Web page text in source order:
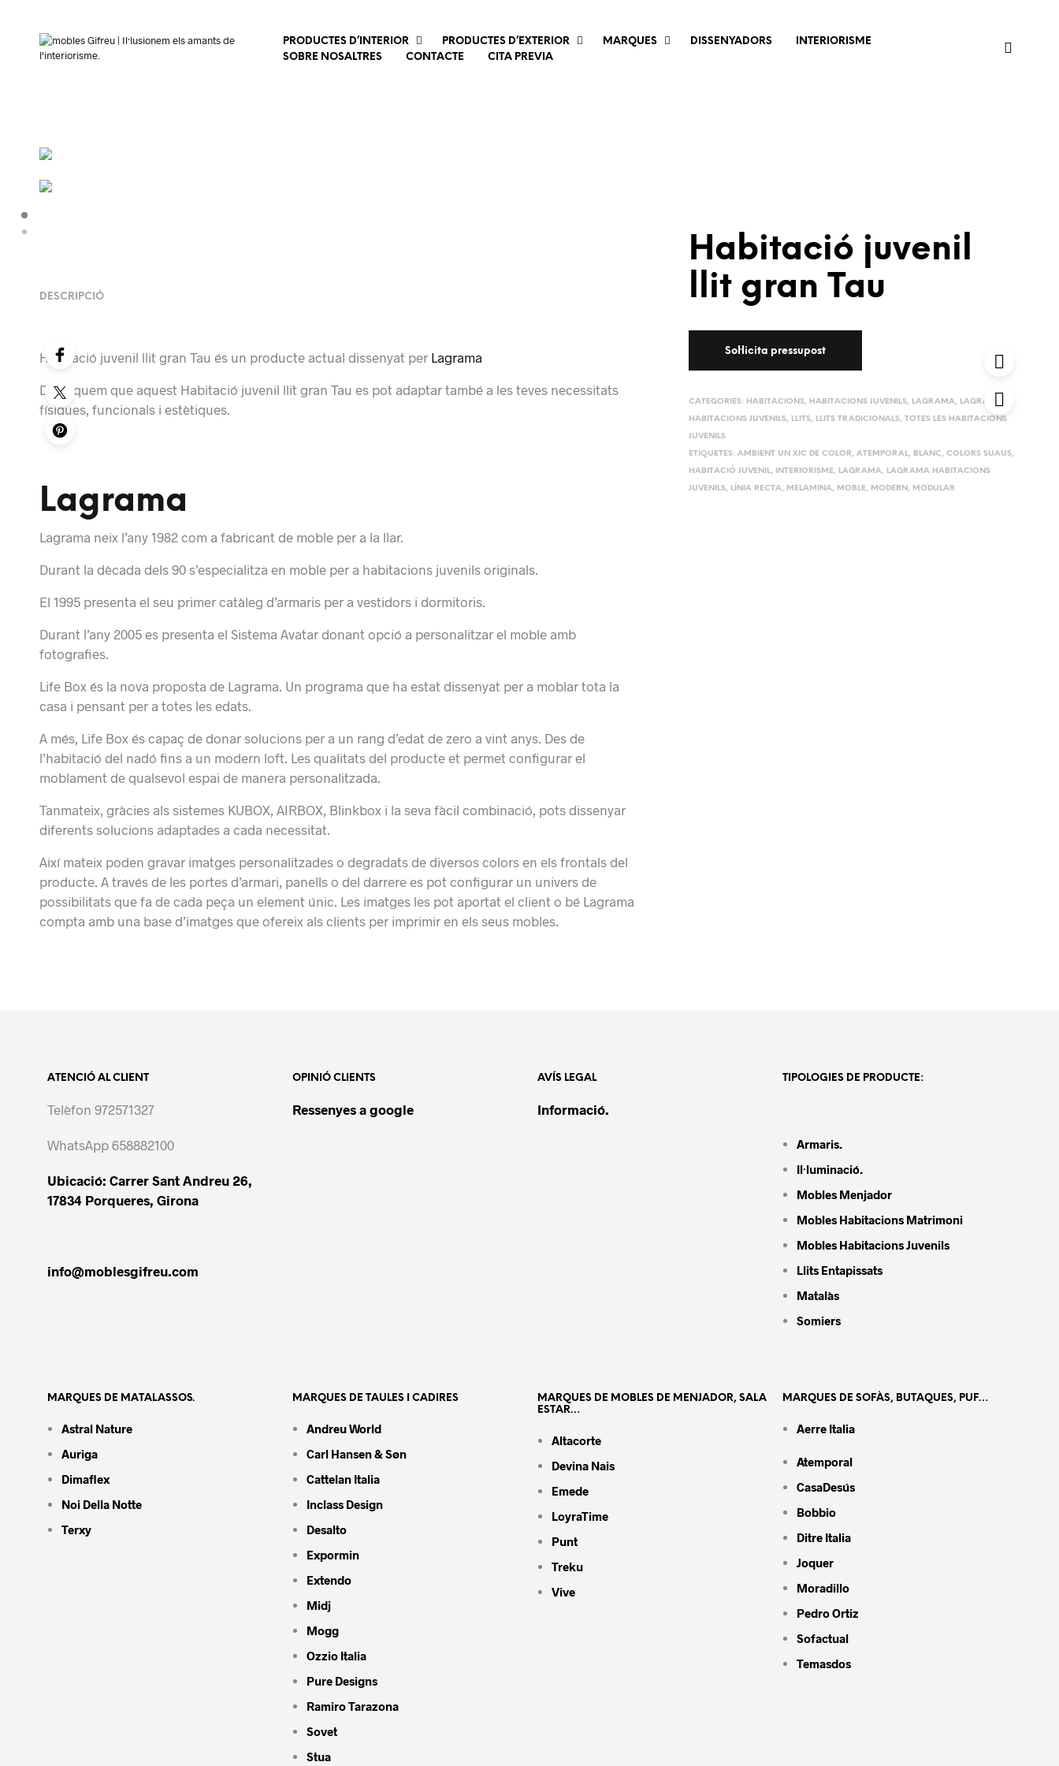
PRODUCTES D’INTERIOR PRODUCTES D’EXTERIOR MARQUES DISSENYADORS
INTERIORISME
SOBRE NOSALTRES
CONTACTE CITA PREVIA
Habitació juvenil
llit gran Tau
CATEGORIES: HABITACIONS, HABITACIONS JUVENILS, LAGRAMA, LAGRAMA
HABITACIONS JUVENILS, LLITS, LLITS TRADICIONALS, TOTES LES HABITACIONS
JUVENILS
ETIQUETES: AMBIENT UN XIC DE COLOR, ATEMPORAL, BLANC, COLORS SUAUS,
HABITACIÓ JUVENIL, INTERIORISME, LAGRAMA, LAGRAMA HABITACIONS
JUVENILS, LÍNIA RECTA, MELAMINA, MOBLE, MODERN , MODULAR
DESCRIPCIÓ
Habitació juvenil llit gran Tau és un producte actual dissenyat per Lagrama
Destaquem que aquest Habitació juvenil llit gran Tau es pot adaptar també a les teves necessitats
físiques, funcionals i estètiques.
Lagrama
Lagrama neix l’any 1982 com a fabricant de moble per a la llar.
Durant la dècada dels 90 s’especialitza en moble per a habitacions juvenils originals.
El 1995 presenta el seu primer catàleg d’armaris per a vestidors i dormitoris.
Durant l’any 2005 es presenta el Sistema Avatar donant opció a personalitzar el moble amb
fotografies.
Life Box és la nova proposta de Lagrama. Un programa que ha estat dissenyat per a moblar tota la
casa i pensant per a totes les edats.
A més, Life Box és capaç de donar solucions per a un rang d’edat de zero a vint anys. Des de
l’habitació del nadó fins a un modern loft. Les qualitats del producte et permet configurar el
moblament de qualsevol espai de manera personalitzada.
Tanmateix, gràcies als sistemes KUBOX, AIRBOX, Blinkbox i la seva fàcil combinació, pots dissenyar
diferents solucions adaptades a cada necessitat.
Així mateix poden gravar imatges personalitzades o degradats de diversos colors en els frontals del
producte. A través de les portes d’armari, panells o del darrere es pot configurar un univers de
possibilitats que fa de cada peça un element únic. Les imatges les pot aportat el client o bé Lagrama
compta amb una base d’imatges que ofereix als clients per imprimir en els seus mobles.
ATENCIÓ AL CLIENT
Telèfon 972571327
WhatsApp 658882100
Ubicació: Carrer Sant Andreu 26,
17834 Porqueres, Girona
info@moblesgifreu.com
OPINIÓ CLIENTS
Ressenyes a google
AVÍS LEGAL
Informació.
TIPOLOGIES DE PRODUCTE:
Armaris.
Il·luminació.
Mobles Menjador
Mobles Habitacions Matrimoni
Mobles Habitacions Juvenils
Llits Entapissats
Matalàs
Somiers
MARQUES DE MATALASSOS.
Astral Nature
Auriga
Dimaflex
Noi Della Notte
Terxy
MARQUES DE TAULES I CADIRES
Andreu World
Carl Hansen & Søn
Cattelan Italia
Inclass Design
Desalto
Expormin
Extendo
Midj
Mogg
Ozzio Italia
Pure Designs
Ramiro Tarazona
Sovet
Stua
MARQUES DE MOBLES DE MENJADOR, SALA
ESTAR…
Altacorte
Devina Nais
Emede
LoyraTime
Punt
Treku
Vive
MARQUES DE SOFÀS, BUTAQUES, PUF…
Aerre Italia
Atemporal
CasaDesús
Bobbio
Ditre Italia
Joquer
Moradillo
Pedro Ortiz
Sofactual
Temasdos